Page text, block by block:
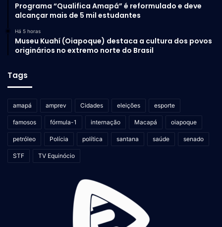
Programa “Qualifica Amapá” é reformulado e deve
alcançar mais de 5 mil estudantes
Há 5 horas
Museu Kuahí (Oiapoque) destaca a cultura dos povos
originários no extremo norte do Brasil
Tags
amapá amprev Cidades eleições esporte
famosos fórmula-1 internação Macapá oiapoque
petróleo Polícia política santana saúde senado
STF TV Equinócio